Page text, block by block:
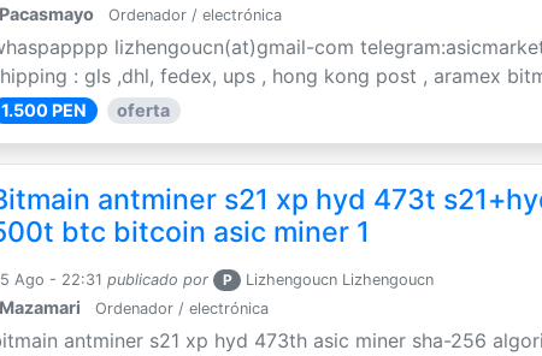
Ordenador / electrónica
lizhengoucn(at)gmail-com
: gls ,dhl, fedex, ups , hong kong post , aramex
1.500 PEN oferta
antminer s21 xp hyd 473t
btc bitcoin asic miner 1
Ago - 22:31 publicado por P Lizhengoucn Lizhengoucn
Ordenador / electrónica
antminer s21 xp hyd 473th asic miner sha-256